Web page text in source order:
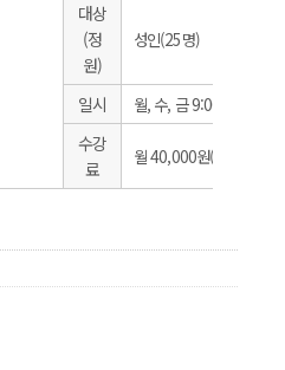
대상
(정
원)
성인(25명)
일시
월, 수, 금 9:00~9:50
수강
료
월 40,000원(개인매트